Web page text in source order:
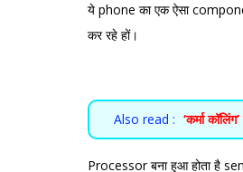
ये phone का एक ऐसा
कर रहे हों।
Also read : ‘कर्मा
Processor बना हुआ होता है